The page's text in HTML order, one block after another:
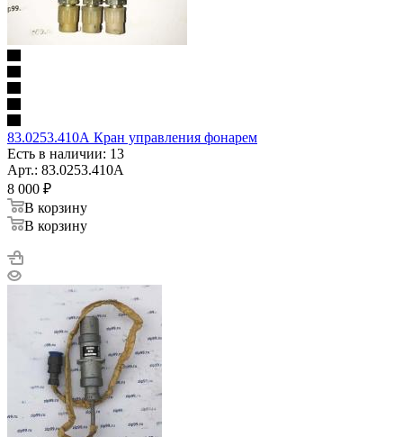
83.0253.410А Кран управления фонарем
Есть в наличии: 13
Арт.: 83.0253.410А
8 000 ₽
В корзину
В корзину